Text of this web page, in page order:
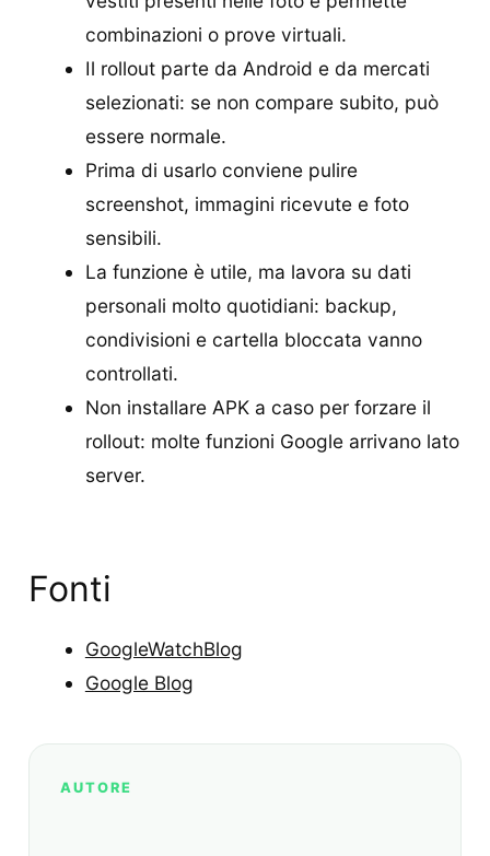
combinazioni o prove virtuali.
Il rollout parte da Android e da mercati
selezionati: se non compare subito, può
essere normale.
Prima di usarlo conviene pulire
screenshot, immagini ricevute e foto
sensibili.
La funzione è utile, ma lavora su dati
personali molto quotidiani: backup,
condivisioni e cartella bloccata vanno
controllati.
Non installare APK a caso per forzare il
rollout: molte funzioni Google arrivano lato
server.
Fonti
GoogleWatchBlog
Google Blog
AUTORE